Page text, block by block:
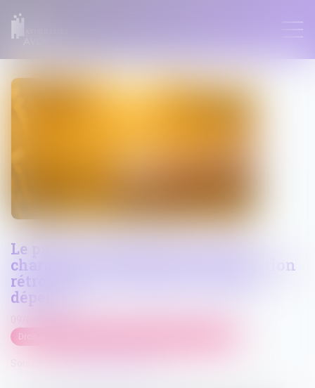
Le parent ayant assumé seul les
charges peut obtenir une contribution
rétroactive sans détailler chaque
dépense !
Droit de la famille, des personnes et de leur patrimoine